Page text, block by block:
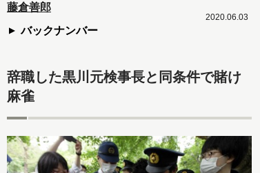
藤倉善郎
バックナンバー
2020.06.03
辞職した黒川元検事長と同条件で賭け
麻雀